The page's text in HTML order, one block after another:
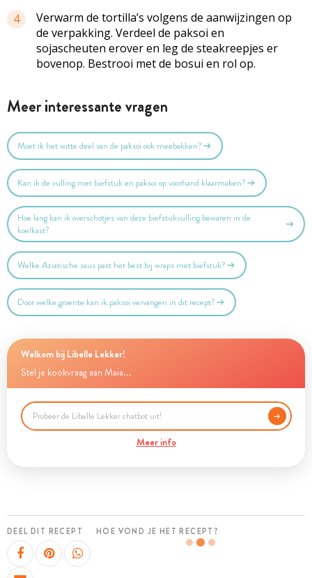
4
Verwarm de tortilla’s volgens de aanwijzingen op
de verpakking. Verdeel de paksoi en
sojascheuten erover en leg de steakreepjes er
bovenop. Bestrooi met de bosui en rol op.
Meer interessante vragen
Moet ik het witte deel van de paksoi ook meebakken?
Kan ik de vulling met biefstuk en paksoi op voorhand klaarmaken?
Hoe lang kan ik overschotjes van deze biefstukvulling bewaren in de
koelkast?
Welke Aziatische saus past het best bij wraps met biefstuk?
Door welke groente kan ik paksoi vervangen in dit recept?
Welkom bij Libelle Lekker!
Stel je kookvraag aan Maia...
Meer info
DEEL DIT RECEPT HOE VOND JE HET RECEPT?